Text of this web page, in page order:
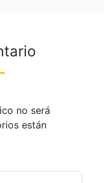
no será
están